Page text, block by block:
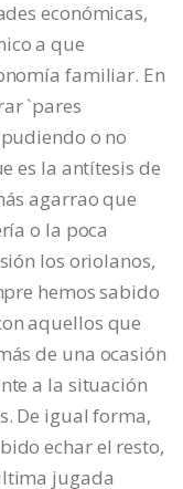
económicas,
a que
familiar. En
`pares
o no
es la antítesis de
agarrao que
o la poca
los oriolanos,
hemos sabido
aquellos que
de una ocasión
a la situación
De igual forma,
echar el resto,
jugada